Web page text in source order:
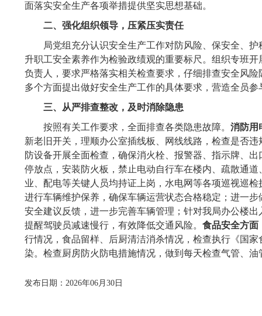
面落实安全生产各项举措提供坚实思想基础。
二、强化组织领导，压紧压实责任
局党组充分认识安全生产工作对防风险、保安全、
升职工安全素养作为检验政绩观的重要标尺。组织专班
负责人，要求严格落实相关检查要求，仔细排查安全风
多个方面提出做好安全生产工作的具体要求，营造全员
三、从严排查整改，及时消除隐患
按照有关工作要求，全面排查各类隐患故障。消防用
新老旧开关，理顺办公室插线板、网线线路，检查是否
防设备开展全面检查，确保消火栓、报警器、指示牌、
停放点，安装防火板，禁止电动自行车在楼内、疏散通
业、配电等关键人员均持证上岗，水电网等各项巡视巡检
进行车辆维护保养，确保车辆运营状态合格稳定；进一
安全建议反馈，进一步完善车辆管理；针对我局办公楼
提醒驾驶员减速慢行，有效降低交通风险。食品安全方面
行情况，食品留样、后厨清洁消杀情况，检查执行《国家
染。检查厨房防火防电措施情况，做到每天检查气管、
发布日期：2026年06月30日